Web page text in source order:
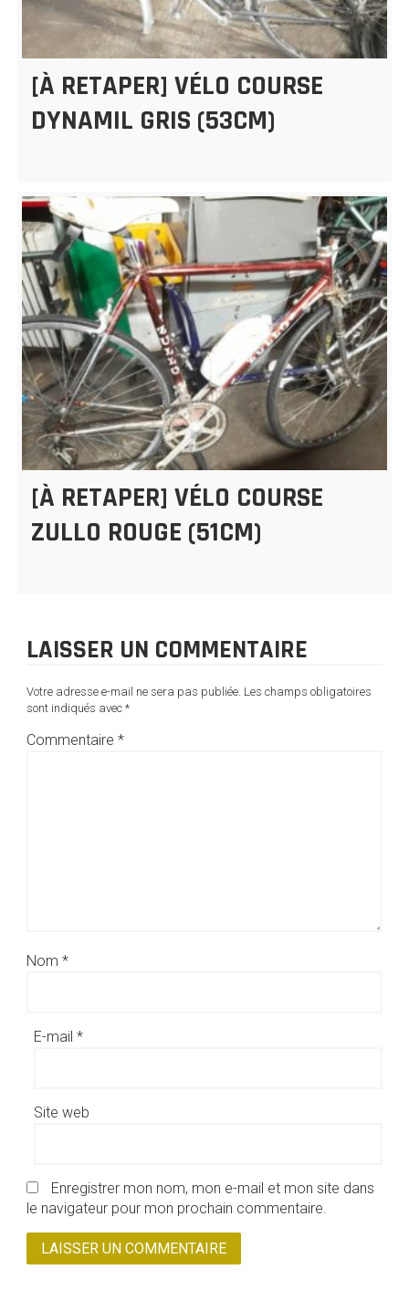
[À RETAPER] VÉLO COURSE
DYNAMIL GRIS (53CM)
[À RETAPER] VÉLO COURSE
ZULLO ROUGE (51CM)
LAISSER UN COMMENTAIRE
Votre adresse e-mail ne sera pas publiée. Les champs obligatoires
sont indiqués avec *
Commentaire *
Nom *
E-mail *
Site web
Enregistrer mon nom, mon e-mail et mon site dans
le navigateur pour mon prochain commentaire.